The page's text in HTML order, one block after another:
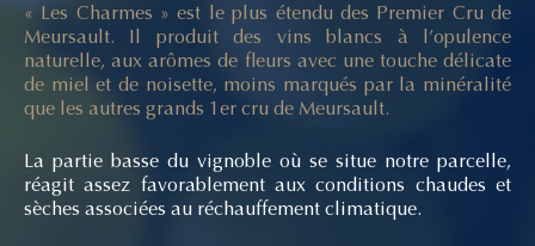
« Les Charmes » est le plus étendu des Premier Cru de
Meursault. Il produit des vins blancs à l’opulence
naturelle, aux arômes de fleurs avec une touche délicate
de miel et de noisette, moins marqués par la minéralité
que les autres grands 1er cru de Meursault.
La partie basse du vignoble où se situe notre parcelle,
réagit assez favorablement aux conditions chaudes et
sèches associées au réchauffement climatique.